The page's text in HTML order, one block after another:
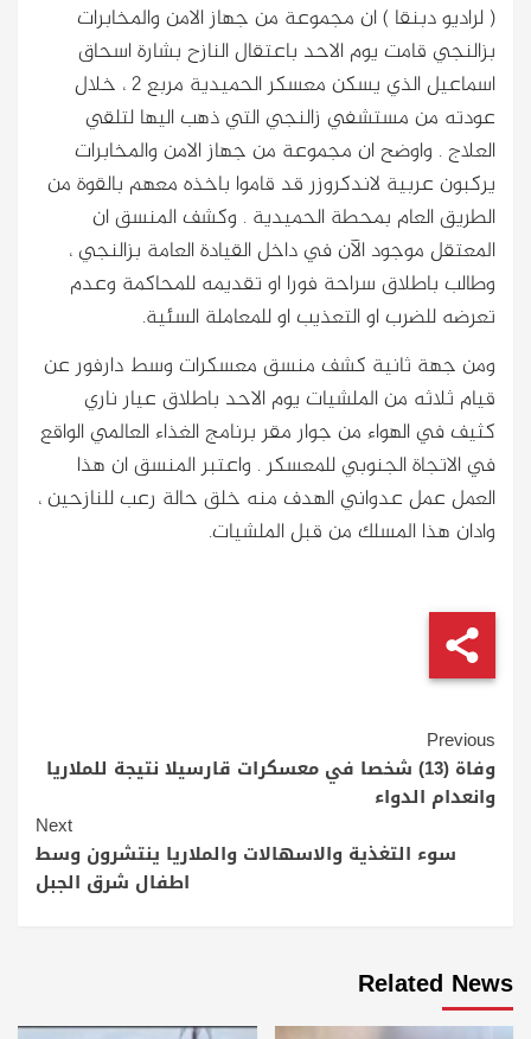
( لراديو دبنقا ) ان مجموعة من جهاز الامن والمخابرات
بزالنجي قامت يوم الاحد باعتقال النازح بشارة اسحاق
اسماعيل الذي يسكن معسكر الحميدية مربع 2 ، خلال
عودته من مستشفي زالنجي التي ذهب اليها لتلقي
العلاج . واوضح ان مجموعة من جهاز الامن والمخابرات
يركبون عربية لاندكروزر قد قاموا باخذه معهم بالقوة من
الطريق العام بمحطة الحميدية . وكشف المنسق ان
المعتقل موجود الآن في داخل القيادة العامة بزالنجي ،
وطالب باطلاق سراحة فورا او تقديمه للمحاكمة وعدم
تعرضه للضرب او التعذيب او للمعاملة السئية.
ومن جهة ثانية كشف منسق معسكرات وسط دارفور عن
قيام ثلاثه من الملشيات يوم الاحد باطلاق عيار ناري
كثيف في الهواء من جوار مقر برنامج الغذاء العالمي الواقع
في الاتجاة الجنوبي للمعسكر . واعتبر المنسق ان هذا
العمل عمل عدواني الهدف منه خلق حالة رعب للنازحين ،
وادان هذا المسلك من قبل الملشيات.
Continue
Reading
Previous
وفاة (13) شخصا في معسكرات قارسيلا نتيجة للملاريا
وانعدام الدواء
Next
سوء التغذية والاسهالات والملاريا ينتشرون وسط
اطفال شرق الجبل
Related News